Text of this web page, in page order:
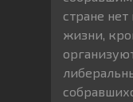
стране
жизни,